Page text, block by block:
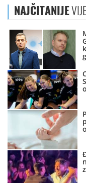
NAJČITANIJE